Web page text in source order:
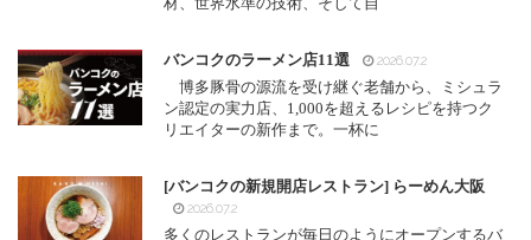
バンコクのラーメン店11選 2026.07.2
博多豚骨の源流を受け継ぐ老舗から、ミシュラ
ン認定の実力店、1,000を超えるレシピを持つク
リエイターの新作まで。一杯に
[バンコクの新規開店レストラン] らーめん大阪
2026.07.2
多くのレストランが毎日のようにオープンするバ